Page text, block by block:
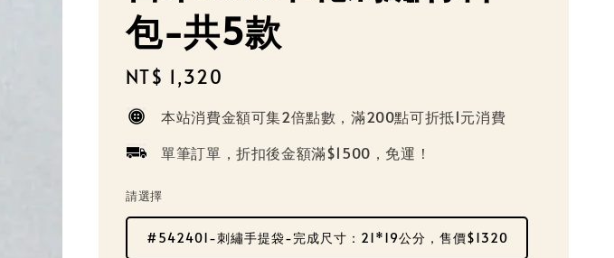
包-共5款
Regular
price
NT$ 1,320
本站消費金額可集2倍點數，滿200點可折抵1元消費
單筆訂單，折扣後金額滿$1500，免運！
請選擇
#542401-刺繡手提袋-完成尺寸：21*19公分，售價$1320